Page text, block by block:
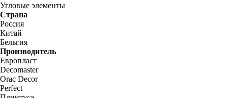
Угловые элементы
Страна
Россия
Китай
Бельгия
Производитель
Европласт
Decomaster
Orac Decor
Perfect